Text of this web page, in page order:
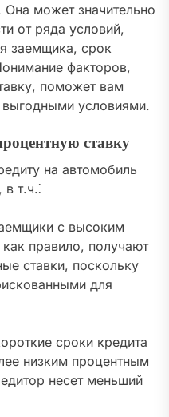
может значительно
от ряда условий,
заемщика, срок
факторов,
поможет вам
выгодными условиями.
ставку
на автомобиль
т.ч.⁚
с высоким
правило, получают
ставки, поскольку
для
сроки кредита
низким процентным
несет меньший